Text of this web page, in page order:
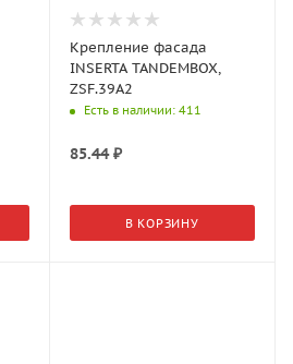
Крепление фасада
INSERTA TANDEMBOX,
ZSF.39A2
Есть в наличии: 411
85.44₽
В КОРЗИНУ